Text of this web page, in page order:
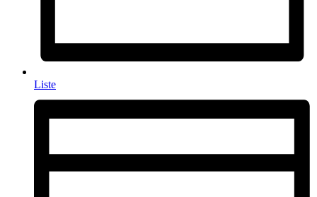
Liste